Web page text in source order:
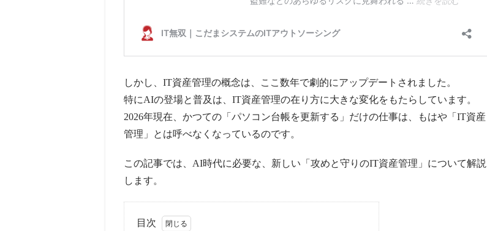
しかし、IT資産管理の概念は、ここ数年で劇的にアップデートされました。
特にAIの登場と普及は、IT資産管理の在り方に大きな変化をもたらしています。
2026年現在、かつての「パソコン台帳を更新する」だけの仕事は、もはや「IT資産
管理」とは呼べなくなっているのです。
この記事では、AI時代に必要な、新しい「攻めと守りのIT資産管理」について解説
します。
目次